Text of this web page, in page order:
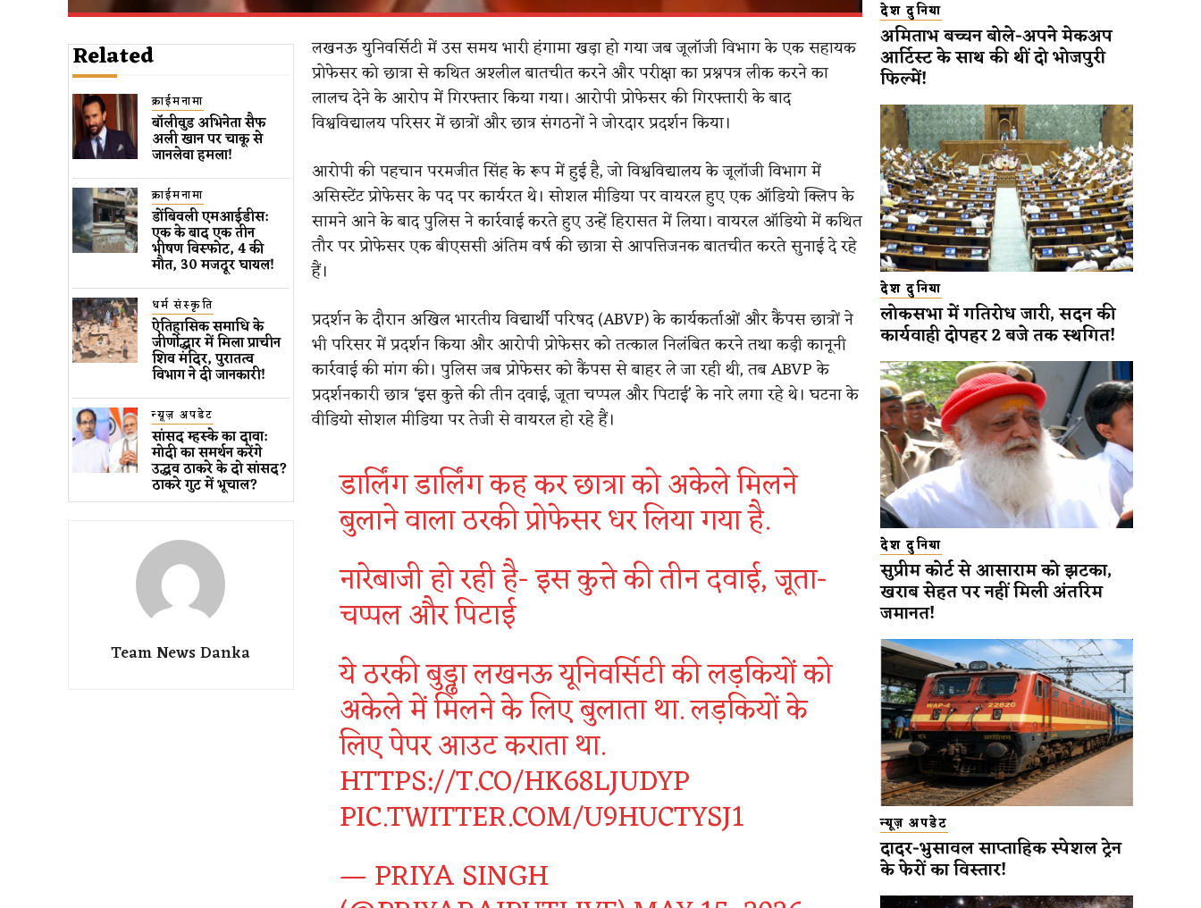
Related
क्राईमनामा
बॉलीवुड​ अभिनेता सैफ
अली खान पर चाकू से ​
जानलेवा हमला​!
क्राईमनामा
डोंबिवली एमआईडीस:
एक के बाद एक तीन
भीषण विस्फोट, 4 की
मौत, 30 मजदूर घायल!
धर्म संस्कृति
ऐतिहासिक समाधि के
जीर्णोद्धार में मिला प्राचीन
शिव मंदिर, पुरातत्व
विभाग ने दी जानकारी!
न्यूज़ अपडेट
सांसद म्हस्के का दावा:
मोदी का समर्थन करेंगे
उद्धव ठाकरे के दो सांसद?
ठाकरे गुट में भूचाल?
Team News Danka
लखनऊ युनिवर्सिटी में उस समय भारी हंगामा खड़ा हो गया जब जूलॉजी विभाग के एक सहायक
प्रोफेसर को छात्रा से कथित अश्लील बातचीत करने और परीक्षा का प्रश्नपत्र लीक करने का
लालच देने के आरोप में गिरफ्तार किया गया। आरोपी प्रोफेसर की गिरफ्तारी के बाद
विश्वविद्यालय परिसर में छात्रों और छात्र संगठनों ने जोरदार प्रदर्शन किया।
आरोपी की पहचान परमजीत सिंह के रूप में हुई है, जो विश्वविद्यालय के जूलॉजी विभाग में
असिस्टेंट प्रोफेसर के पद पर कार्यरत थे। सोशल मीडिया पर वायरल हुए एक ऑडियो क्लिप के
सामने आने के बाद पुलिस ने कार्रवाई करते हुए उन्हें हिरासत में लिया। वायरल ऑडियो में कथित
तौर पर प्रोफेसर एक बीएससी अंतिम वर्ष की छात्रा से आपत्तिजनक बातचीत करते सुनाई दे रहे
हैं।
प्रदर्शन के दौरान अखिल भारतीय विद्यार्थी परिषद (ABVP) के कार्यकर्ताओं और कैंपस छात्रों ने
भी परिसर में प्रदर्शन किया और आरोपी प्रोफेसर को तत्काल निलंबित करने तथा कड़ी कानूनी
कार्रवाई की मांग की। पुलिस जब प्रोफेसर को कैंपस से बाहर ले जा रही थी, तब ABVP के
प्रदर्शनकारी छात्र ‘इस कुत्ते की तीन दवाई, जूता चप्पल और पिटाई’ के नारे लगा रहे थे। घटना के
वीडियो सोशल मीडिया पर तेजी से वायरल हो रहे हैं।
डार्लिंग डार्लिंग कह कर छात्रा को अकेले मिलने
बुलाने वाला ठरकी प्रोफेसर धर लिया गया है.
नारेबाजी हो रही है- इस कुत्ते की तीन दवाई, जूता-
चप्पल और पिटाई
ये ठरकी बुड्ढा लखनऊ यूनिवर्सिटी की लड़कियों को
अकेले में मिलने के लिए बुलाता था. लड़कियों के
लिए पेपर आउट कराता था.
HTTPS://T.CO/HK68LJUDYP
PIC.TWITTER.COM/U9HUCTYSJ1
— PRIYA SINGH
देश दुनिया
अमिताभ बच्चन बोले-अपने मेकअप
आर्टिस्ट के साथ की थीं दो भोजपुरी
फिल्में!
देश दुनिया
लोकसभा में गतिरोध जारी, सदन की
कार्यवाही दोपहर 2 बजे तक स्थगित!
देश दुनिया
सुप्रीम कोर्ट से आसाराम को झटका,
खराब सेहत पर नहीं मिली अंतरिम
जमानत!
न्यूज़ अपडेट
दादर-भुसावल साप्ताहिक स्पेशल ट्रेन
के फेरों का विस्तार!